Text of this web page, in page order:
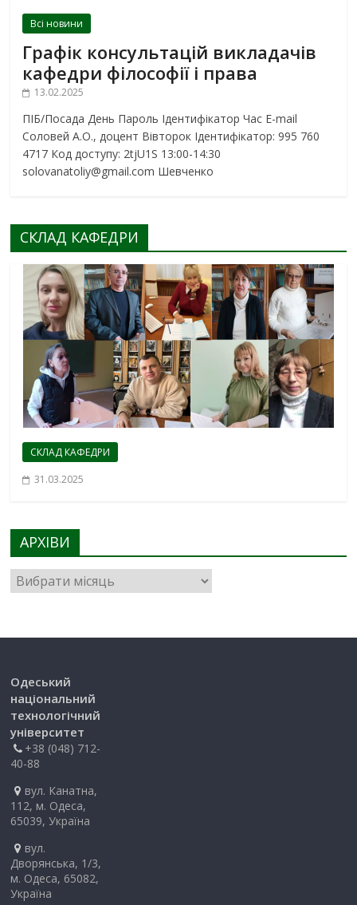
Всі новини
Графік консультацій викладачів
кафедри філософії і права
13.02.2025
ПІБ/Посада День Пароль Ідентифікатор Час E-mail
Соловей А.О., доцент Вівторок Ідентифікатор: 995 760
4717 Код доступу: 2tjU1S 13:00-14:30
solovanatoliy@gmail.com Шевченко
СКЛАД КАФЕДРИ
СКЛАД КАФЕДРИ
31.03.2025
АРХІВИ
Одеський
національний
технологічний
університет
+38 (048) 712-
40-88
вул. Канатна,
112, м. Одеса,
65039, Україна
вул.
Дворянська, 1/3,
м. Одеса, 65082,
Україна